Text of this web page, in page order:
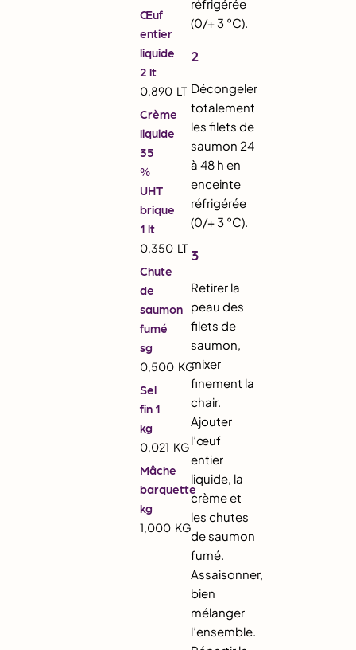
Œuf
entier
liquide
2 lt
0,890 LT
Crème
liquide
35
%
UHT
brique
1 lt
0,350 LT
Chute
de
saumon
fumé
sg
0,500 KG
Sel
fin 1
kg
0,021 KG
Mâche
barquette
kg
1,000 KG
réfrigérée
(0/+ 3 °C).
2
Décongeler
totalement
les filets de
saumon 24
à 48 h en
enceinte
réfrigérée
(0/+ 3 °C).
3
Retirer la
peau des
filets de
saumon,
mixer
finement la
chair.
Ajouter
l’œuf
entier
liquide, la
crème et
les chutes
de saumon
fumé.
Assaisonner,
bien
mélanger
l’ensemble.